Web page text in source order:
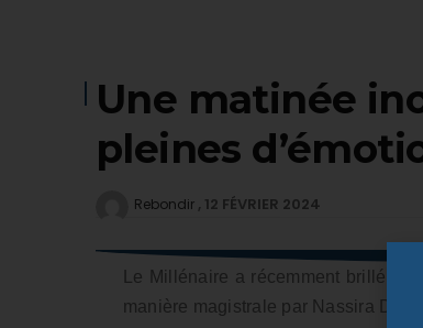
Une matinée
pleines
Rebondir 12 FÉVRIER 2024
Le Millénaire a récemment brillé
manière magistrale par Nassira